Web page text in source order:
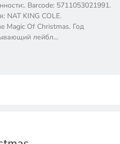
Barcode: 5711053021991.
NAT KING COLE.
Magic Of Christmas. Год
лейбл…